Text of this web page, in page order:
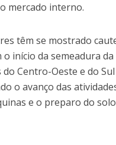
mercado interno.
têm se mostrado
início da semeadura
Centro-Oeste e do
o avanço das
e o preparo do